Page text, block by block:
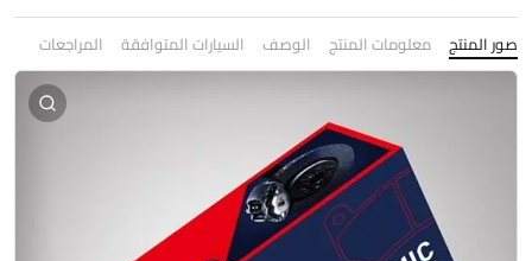
صور المنتج معلومات المنتج الوصف السيارات المتوافقة المراجعات